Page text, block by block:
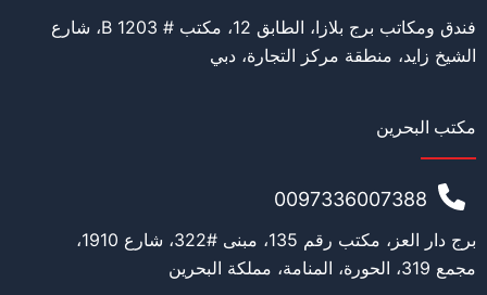
فندق ومكاتب برج بلازا، الطابق 12، مكتب # 1203 B، شارع
الشيخ زايد، منطقة مركز التجارة، دبي
مكتب البحرين
0097336007388
برج دار العز، مكتب رقم 135، مبنى #322، شارع 1910،
مجمع 319، الحورة، المنامة، مملكة البحرين